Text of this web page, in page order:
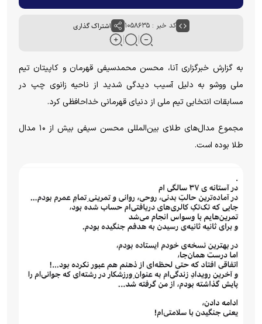
کد خبر : ۱۰۵۸۶۳۵ اشتراک گذاری
به گزارش خبرگزاری آنا، محسن محمدسیفی قهرمان و کاپیتان تیم
ملی ووشو به دلیل آسیب دیدگی شدید از ناحیه زانوی چپ در
مسابقات انتخابی تیم ملی از دنیای قهرمانی خداحافظی کرد.
مجموع مدال‌های طلای بین‌المللی محسن سیفی بیش از ۱۰ مدال
طلا بوده است.